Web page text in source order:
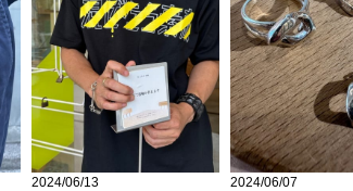
2024/06/13 2024/06/07